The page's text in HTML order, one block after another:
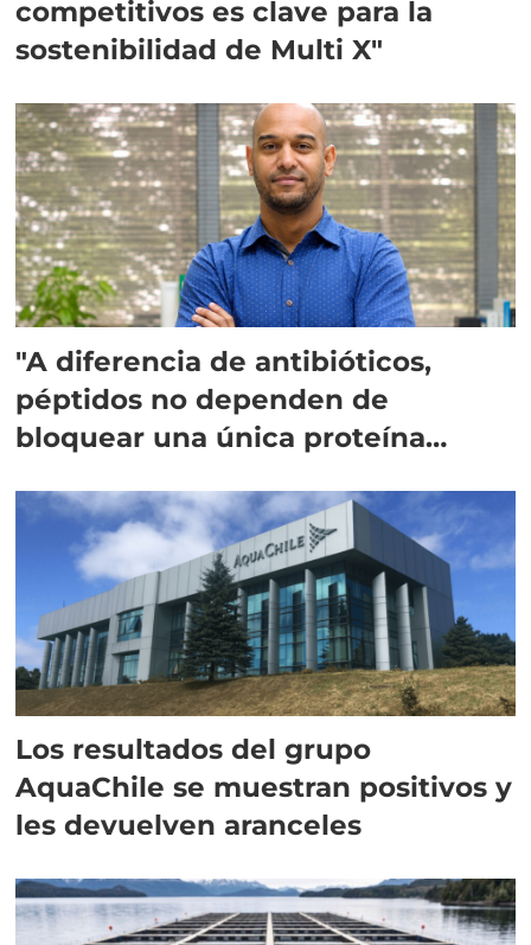
competitivos es clave para la
sostenibilidad de Multi X"
"A diferencia de antibióticos,
péptidos no dependen de
bloquear una única proteína
Los resultados del grupo
AquaChile se muestran positivos y
les devuelven aranceles